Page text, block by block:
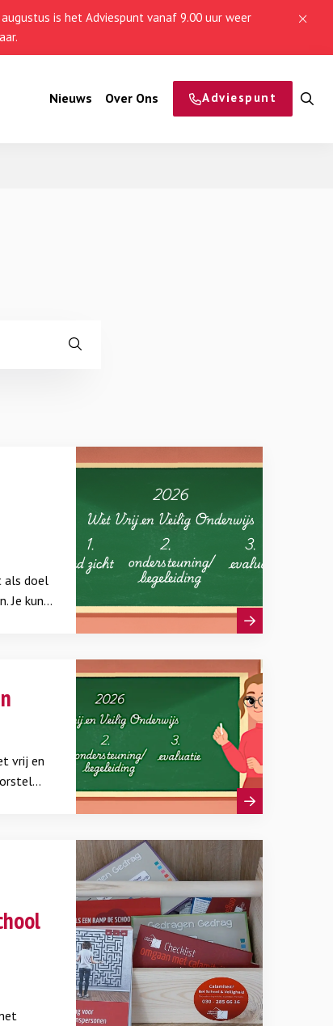
is het Adviespunt vanaf 9.00 uur weer
Nieuws Over Ons Adviespunt
als doel
Je kunt
vrij en